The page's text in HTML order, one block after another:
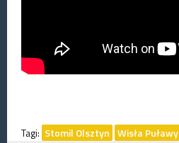
Tagi: Stomil Olsztyn Wisła Puławy